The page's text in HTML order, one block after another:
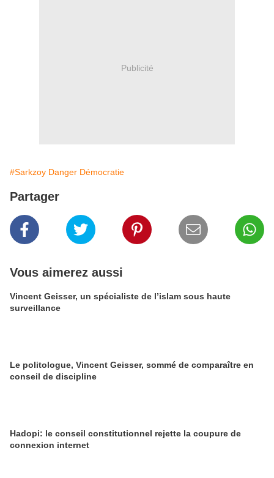
Publicité
#Sarkzoy Danger Démocratie
Partager
Vous aimerez aussi
Vincent Geisser, un spécialiste de l’islam sous haute
surveillance
Le politologue, Vincent Geisser, sommé de comparaître en
conseil de discipline
Hadopi: le conseil constitutionnel rejette la coupure de
connexion internet